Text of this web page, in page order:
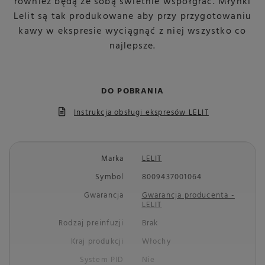
Lelit są tak produkowane aby przy przygotowaniu
kawy w ekspresie wyciągnąć z niej wszystko co
najlepsze.
DO POBRANIA
Instrukcja obsługi ekspresów LELIT
Marka
LELIT
Symbol
8009437001064
Gwarancja
Gwarancja producenta -
LELIT
Rodzaj preinfuzji
Brak
Kraj produkcji
Włochy
System PID
Nie